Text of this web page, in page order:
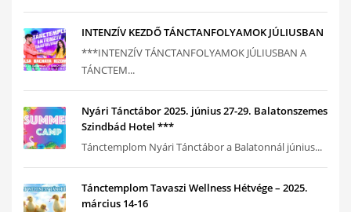
INTENZÍV KEZDŐ TÁNCTANFOLYAMOK JÚLIUSBAN
***INTENZÍV TÁNCTANFOLYAMOK JÚLIUSBAN A
TÁNCTEM...
Nyári Tánctábor 2025. június 27-29. Balatonszemes
Szindbád Hotel ***
Tánctemplom Nyári Tánctábor a Balatonnál június...
Tánctemplom Tavaszi Wellness Hétvége – 2025.
március 14-16